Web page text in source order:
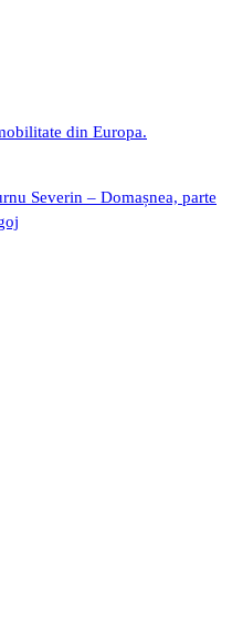
din Europa.
Severin – Domașnea, parte